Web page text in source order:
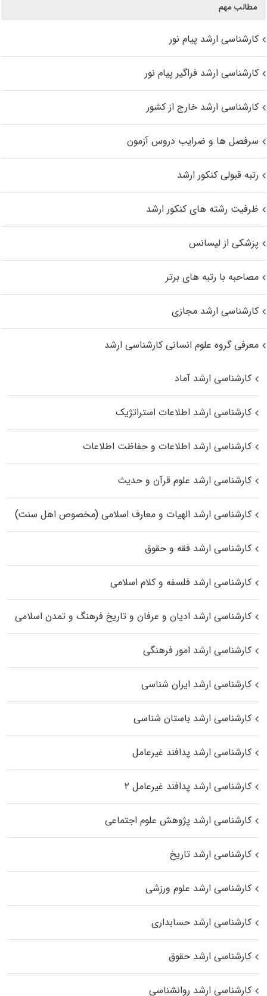
مطالب مهم
کارشناسی ارشد پیام نور
کارشناسی ارشد فراگیر پیام نور
کارشناسی ارشد خارج از کشور
سرفصل ها و ضرایب دروس آزمون
رتبه قبولی کنکور ارشد
ظرفیت رشته های کنکور ارشد
پزشکی از لیسانس
مصاحبه با رتبه های برتر
کارشناسی ارشد مجازی
معرفی گروه علوم انسانی کارشناسی ارشد
کارشناسی ارشد آماد
کارشناسی ارشد اطلاعات استراتژیک
کارشناسی ارشد اطلاعات و حفاظت اطلاعات
کارشناسی ارشد علوم قرآن و حدیث
کارشناسی ارشد الهیات و معارف اسلامی (مخصوص اهل سنت)
کارشناسی ارشد فقه و حقوق
کارشناسی ارشد فلسفه و کلام اسلامی
کارشناسی ارشد ادیان و عرفان و تاریخ فرهنگ و تمدن اسلامی
کارشناسی ارشد امور فرهنگی
کارشناسی ارشد ایران شناسی
کارشناسی ارشد باستان شناسی
کارشناسی ارشد پدافند غیرعامل
کارشناسی ارشد پدافند غیرعامل ۲
کارشناسی ارشد پژوهش علوم اجتماعی
کارشناسی ارشد تاریخ
کارشناسی ارشد علوم ورزشی
کارشناسی ارشد حسابداری
کارشناسی ارشد حقوق
کارشناسی ارشد روانشناسی